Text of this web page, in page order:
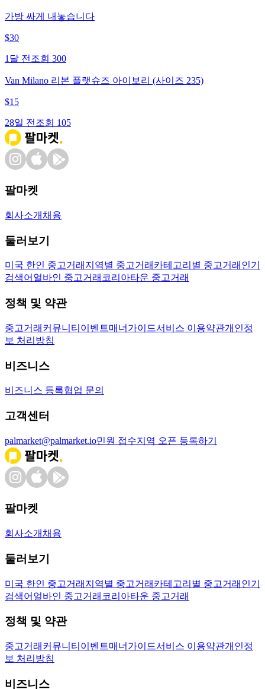
가방 싸게 내놓습니다
$30
1달 전 조회 300
Van Milano 리본 플랫슈즈 아이보리 (사이즈 235)
$15
28일 전 조회 105
팔마켓
회사소개 채용
둘러보기
미국 한인 중고거래 지역별 중고거래 카테고리별 중고거래 인기
검색어 얼바인 중고거래 코리아타운 중고거래
정책 및 약관
중고거래 커뮤니티 이벤트매너가이드서비스 이용약관개인정
보 처리방침
비즈니스
비즈니스 등록협업 문의
고객센터
palmarket@palmarket.io민원 접수지역 오픈 등록하기
팔마켓
회사소개 채용
둘러보기
미국 한인 중고거래 지역별 중고거래 카테고리별 중고거래 인기
검색어 얼바인 중고거래 코리아타운 중고거래
정책 및 약관
중고거래 커뮤니티 이벤트매너가이드서비스 이용약관개인정
보 처리방침
비즈니스